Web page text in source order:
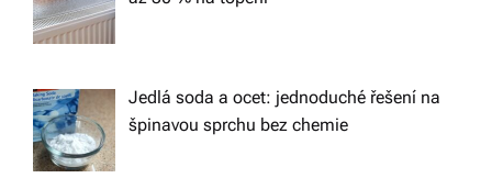
i
o
n
Jedlá soda a ocet: jednoduché řešení na
špinavou sprchu bez chemie